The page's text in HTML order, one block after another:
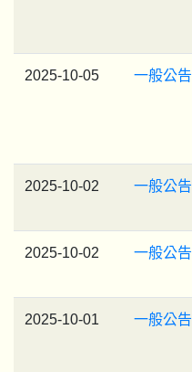
2025-10-05 一般公告
2025-10-02 一般公告
2025-10-02 一般公告
2025-10-01 一般公告